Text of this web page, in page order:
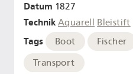
Datum 1827
Technik Aquarell Bleistift
Tags Boot Fischer
Transport